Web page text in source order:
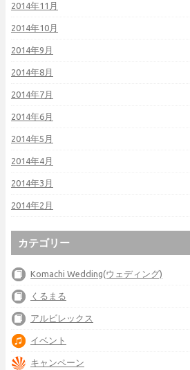
2014年11月
2014年10月
2014年9月
2014年8月
2014年7月
2014年6月
2014年5月
2014年4月
2014年3月
2014年2月
カテゴリー
Komachi Wedding(ウェディング)
くるまる
アルビレックス
イベント
キャンペーン